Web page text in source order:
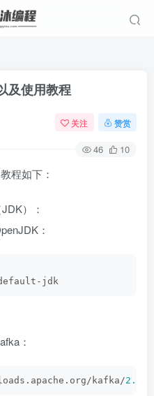
及使用教程
关注 赞赏
46 10
程如下：
）：
：
jdk
：
kafka/2.8